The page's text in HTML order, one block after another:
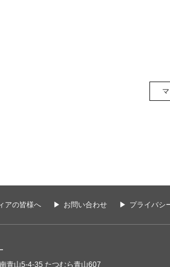
アの皆様へ お問い合わせ プライバシ
青山5-4-35 たつむら青山607